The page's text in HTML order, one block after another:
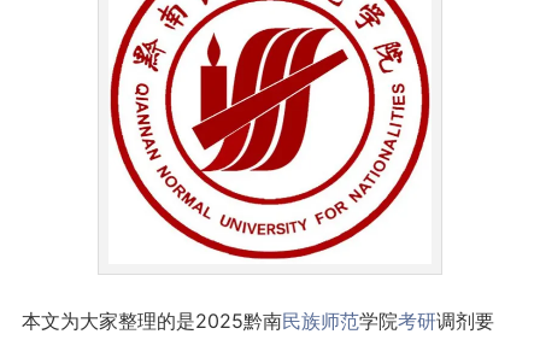
本文为大家整理的是2025黔南民族师范学院考研调剂要